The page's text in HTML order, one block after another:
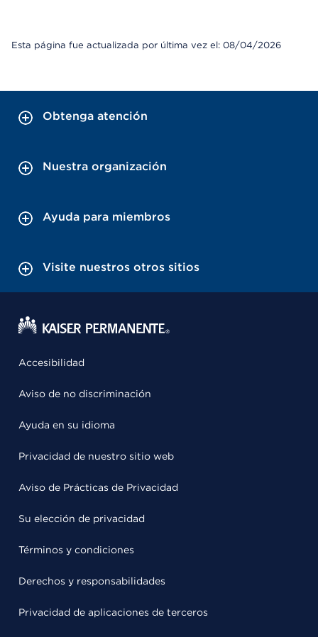
Esta página fue actualizada por última vez el: 08/04/2026
Obtenga atención
Nuestra organización
Ayuda para miembros
Visite nuestros otros sitios
Accesibilidad
Aviso de no discriminación
Ayuda en su idioma
Privacidad de nuestro sitio web
Aviso de Prácticas de Privacidad
Su elección de privacidad
Términos y condiciones
Derechos y responsabilidades
Privacidad de aplicaciones de terceros